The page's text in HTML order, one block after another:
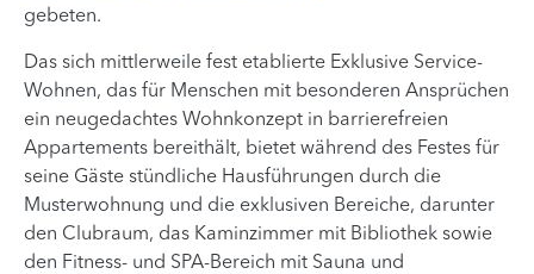
gebeten.
Das sich mittlerweile fest etablierte Exklusive Service-
Wohnen, das für Menschen mit besonderen Ansprüchen
ein neugedachtes Wohnkonzept in barrierefreien
Appartements bereithält, bietet während des Festes für
seine Gäste stündliche Hausführungen durch die
Musterwohnung und die exklusiven Bereiche, darunter
den Clubraum, das Kaminzimmer mit Bibliothek sowie
den Fitness- und SPA-Bereich mit Sauna und